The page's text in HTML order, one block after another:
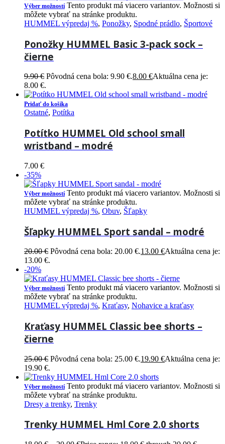
Výber možností Tento produkt má viacero variantov. Možnosti si
môžete vybrať na stránke produktu.
HUMMEL výpredaj %, Ponožky, Spodné prádlo, Športové
Ponožky HUMMEL Basic 3-pack sock –
čierne
9.90€ Pôvodná cena bola: 9.90 €.8.00 €Aktuálna cena je:
8.00 €.
Pridať do košíka
Ostatné, Potítka
Potítko HUMMEL Old school small
wristband – modré
7.00 €
-35%
Výber možností Tento produkt má viacero variantov. Možnosti si
môžete vybrať na stránke produktu.
HUMMEL výpredaj %, Obuv, Šľapky
Šľapky HUMMEL Sport sandal – modré
20.00€ Pôvodná cena bola: 20.00 €.13.00 €Aktuálna cena je:
13.00 €.
-20%
Výber možností Tento produkt má viacero variantov. Možnosti si
môžete vybrať na stránke produktu.
HUMMEL výpredaj %, Kraťasy, Nohavice a kraťasy
Kraťasy HUMMEL Classic bee shorts –
čierne
25.00€ Pôvodná cena bola: 25.00 €.19.90 €Aktuálna cena je:
19.90 €.
Výber možností Tento produkt má viacero variantov. Možnosti si
môžete vybrať na stránke produktu.
Dresy a trenky, Trenky
Trenky HUMMEL Hml Core 2.0 shorts